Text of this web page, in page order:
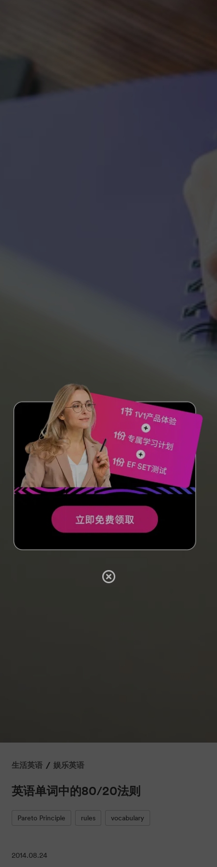
生活英语 / 娱乐英语
英语单词中的80/20法则
Pareto Principle rules vocabulary
2014.08.24